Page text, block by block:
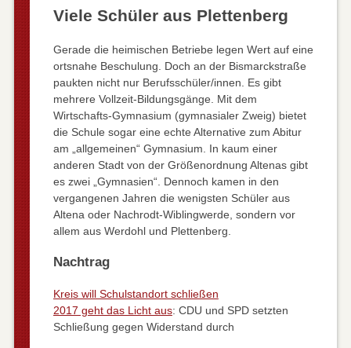
Viele Schüler aus Plettenberg
Gerade die heimischen Betriebe legen Wert auf eine
ortsnahe Beschulung. Doch an der Bismarckstraße
paukten nicht nur Berufsschüler/innen. Es gibt
mehrere Vollzeit-Bildungsgänge. Mit dem
Wirtschafts-Gymnasium (gymnasialer Zweig) bietet
die Schule sogar eine echte Alternative zum Abitur
am „allgemeinen“ Gymnasium. In kaum einer
anderen Stadt von der Größenordnung Altenas gibt
es zwei „Gymnasien“. Dennoch kamen in den
vergangenen Jahren die wenigsten Schüler aus
Altena oder Nachrodt-Wiblingwerde, sondern vor
allem aus Werdohl und Plettenberg.
Nachtrag
Kreis will Schulstandort schließen
2017 geht das Licht aus: CDU und SPD setzten
Schließung gegen Widerstand durch